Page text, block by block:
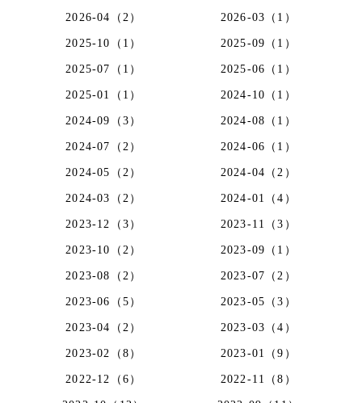
2026-04（2） 2026-03（1）
2025-10（1） 2025-09（1）
2025-07（1） 2025-06（1）
2025-01（1） 2024-10（1）
2024-09（3） 2024-08（1）
2024-07（2） 2024-06（1）
2024-05（2） 2024-04（2）
2024-03（2） 2024-01（4）
2023-12（3） 2023-11（3）
2023-10（2） 2023-09（1）
2023-08（2） 2023-07（2）
2023-06（5） 2023-05（3）
2023-04（2） 2023-03（4）
2023-02（8） 2023-01（9）
2022-12（6） 2022-11（8）